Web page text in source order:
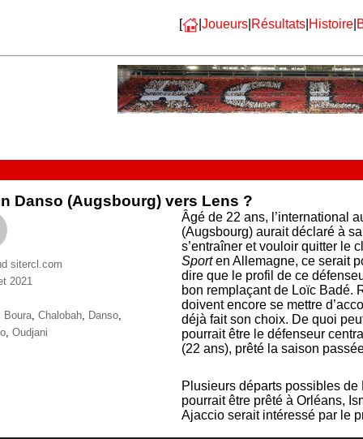
[ | Joueurs| Résultats| Histoire|
Danso (Augsbourg) vers Lens ?
Âgé de 22 ans, l’international
(Augsbourg) aurait déclaré à
s’entraîner et vouloir quitter le
Sporten Allemagne, ce serait
dire que le profil de ce
bon remplaçant de Loïc Badé.
doivent encore se mettre
déjà fait son choix. De quoi
pourrait être le défenseur
(22 ans), prêté la saison
Plusieurs départs possibles
pourrait être prêté à Orléans,
Ajaccio serait intéressé par le
sitercl.com
2021
Boura, Chalobah, Danso,
, Oudjani